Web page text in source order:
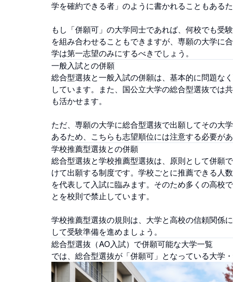
学を確約できる者」のように書かれることもある
もし「併願可」の大学同士であれば、何校でも受
を組み合わせることもできますが、専願の大学に
学は第一志望のみにするべきでしょう。
一般入試との併願
総合型選抜と一般入試の併願は、基本的に問題な
しています。また、国公立大学の総合型選抜では
も活かせます。
ただ、専願の大学に総合型選抜で出願してその大
あるため、こちらも志望順位には注意する必要があ
学校推薦型選抜との併願
総合型選抜と学校推薦型選抜は、原則として併願
けて出願する制度です。学校ごとに推薦できる人
を代表して入試に臨みます。そのため多くの高校
とを校則で禁止しています。
学校推薦型選抜の規則は、大学と高校の信頼関係
して受験準備を進めましょう。
総合型選抜（AO入試）で併願可能な大学一覧
では、総合型選抜が「併願可」となっている大学